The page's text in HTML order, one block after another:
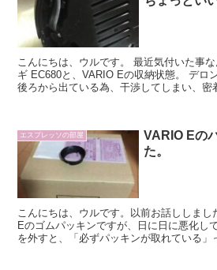
こんにちは、ウルです。 最近気付いた事なんですが こ
ギ EC680と、VARIO Eの収納状態。 デロンギ EC680のコードが本体
後ろから出ている為、干渉してしまい、密
エスプレッソの部屋
VARIO Eの
た。
こんにちは、ウルです。以前お話ししま
Eのゴムパッキンですが、日に日に悪化し
を外すと、「必ずパッキンが取れている」